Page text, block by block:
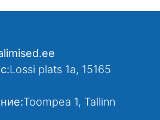
Lossi plats 1a, 15165
Toompea 1, Tallinn